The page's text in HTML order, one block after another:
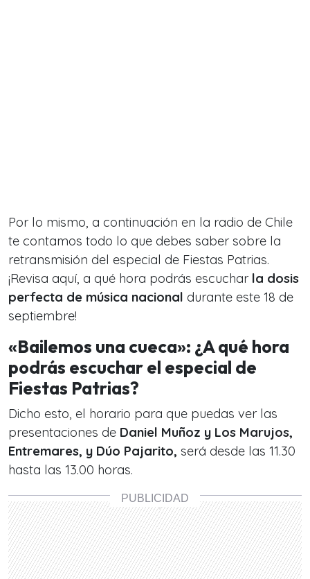
Por lo mismo, a continuación en la radio de Chile
te contamos todo lo que debes saber sobre la
retransmisión del especial de Fiestas Patrias.
¡Revisa aquí, a qué hora podrás escuchar la dosis
perfecta de música nacional durante este 18 de
septiembre!
«Bailemos una cueca»: ¿A qué hora
podrás escuchar el especial de
Fiestas Patrias?
Dicho esto, el horario para que puedas ver las
presentaciones de Daniel Muñoz y Los Marujos,
Entremares, y Dúo Pajarito, será desde las 11.30
hasta las 13.00 horas.